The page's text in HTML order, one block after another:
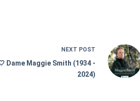
NEXT POST
Dame Maggie Smith (1934 -
2024)